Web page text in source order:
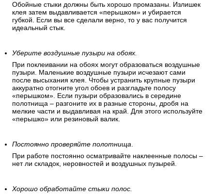
Обойные стыки должны быть хорошо промазаны. Излишек
клея затем выдавливается «перышком» и убирается
губкой. Если вы все сделали верно, то у вас получится
идеальный стык.
Уберите воздушные пузыри на обоях.
При поклеивании на обоях могут образоваться воздушные
пузыри. Маленькие воздушные пузыри исчезают сами
после высыхания клея. Чтобы устранить крупные пузыри
аккуратно отогните угол обоев и разгладьте полосу
«перышком». Если пузыри образовались в середине
полотнища – разгоните их в разные стороны, дробя на
мелкие части и выдавливая на край. Для этого используйте
«перышко» или резиновый валик.
Постоянно проверяйте полотнища.
При работе постоянно осматривайте наклеенные полосы –
нет ли складок, неровностей и воздушных пузырей.
Хорошо обработайте стыки полос.